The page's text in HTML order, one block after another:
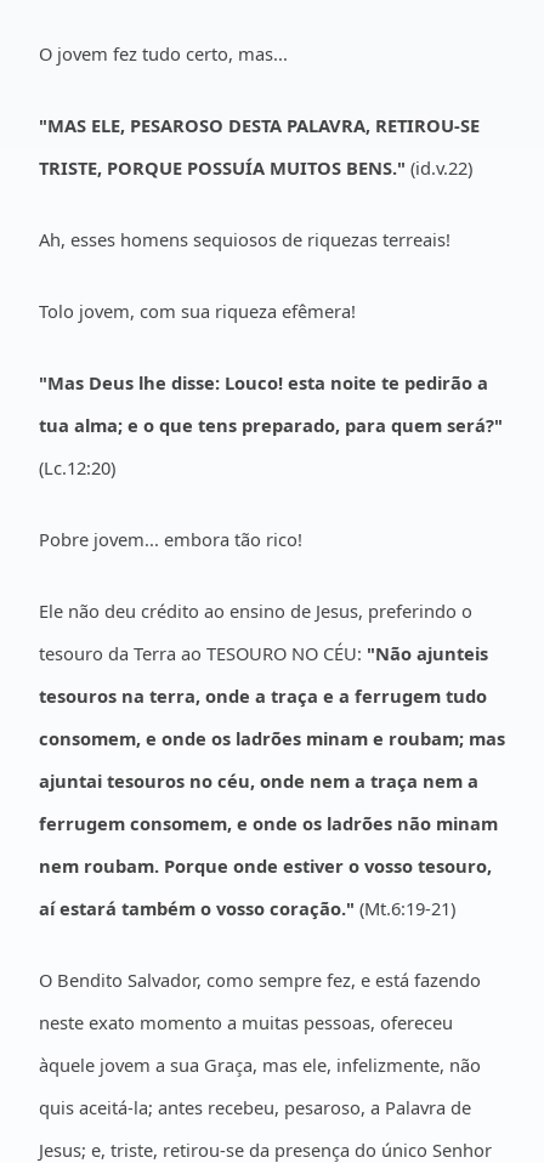
O jovem fez tudo certo, mas...
"MAS ELE, PESAROSO DESTA PALAVRA, RETIROU-SE
TRISTE, PORQUE POSSUÍA MUITOS BENS." (id.v.22)
Ah, esses homens sequiosos de riquezas terreais!
Tolo jovem, com sua riqueza efêmera!
"Mas Deus lhe disse: Louco! esta noite te pedirão a
tua alma; e o que tens preparado, para quem será?"
(Lc.12:20)
Pobre jovem... embora tão rico!
Ele não deu crédito ao ensino de Jesus, preferindo o
tesouro da Terra ao TESOURO NO CÉU: "Não ajunteis
tesouros na terra, onde a traça e a ferrugem tudo
consomem, e onde os ladrões minam e roubam; mas
ajuntai tesouros no céu, onde nem a traça nem a
ferrugem consomem, e onde os ladrões não minam
nem roubam. Porque onde estiver o vosso tesouro,
aí estará também o vosso coração." (Mt.6:19-21)
O Bendito Salvador, como sempre fez, e está fazendo
neste exato momento a muitas pessoas, ofereceu
àquele jovem a sua Graça, mas ele, infelizmente, não
quis aceitá-la; antes recebeu, pesaroso, a Palavra de
Jesus; e, triste, retirou-se da presença do único Senhor